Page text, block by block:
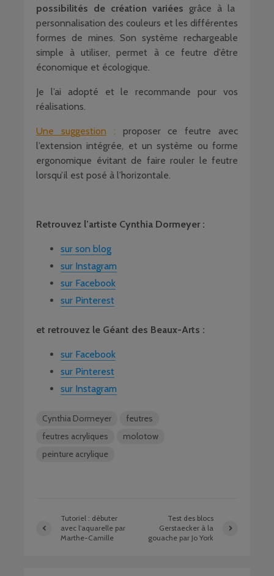
possibilités de création variées grâce à la
personnalisation des couleurs et les différentes
formes de mines. Son système rechargeable
simple à utiliser, permet à ce feutre d’être
économique et écologique.
Je l’ai adopté et le recommande pour vos
réalisations.
Une suggestion : proposer ce feutre avec
l’extension intégrée, et un système ou forme
ergonomique évitant de faire rouler le feutre
lorsqu’il est posé à l’horizontale.
Retrouvez l’artiste Cynthia Dormeyer :
sur son blog
sur Instagram
sur Facebook
sur Pinterest
et retrouvez le Géant des Beaux-Arts :
sur Facebook
sur Pinterest
sur Instagram
Cynthia Dormeyer
feutres
feutres acryliques
molotow
peinture acrylique
Tutoriel : débuter
avec l’aquarelle par
Marthe-Camille
Test des blocs
Gerstaecker à la
gouache par Jo York